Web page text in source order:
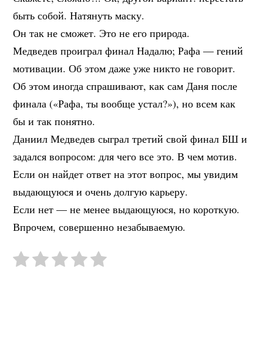
быть собой. Натянуть маску.
Он так не сможет. Это не его природа.
Медведев проиграл финал Надалю; Рафа — гений
мотивации. Об этом даже уже никто не говорит.
Об этом иногда спрашивают, как сам Даня после
финала («Рафа, ты вообще устал?»), но всем как
бы и так понятно.
Даниил Медведев сыграл третий свой финал БШ и
задался вопросом: для чего все это. В чем мотив.
Если он найдет ответ на этот вопрос, мы увидим
выдающуюся и очень долгую карьеру.
Если нет — не менее выдающуюся, но короткую.
Впрочем, совершенно незабываемую.